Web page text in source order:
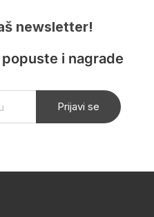
newsletter!
i nagrade
Prijavi se